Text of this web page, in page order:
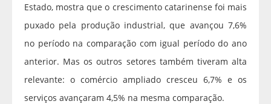
Estado, mostra que o crescimento catarinense foi mais
puxado pela produção industrial, que avançou 7,6%
no período na comparação com igual período do ano
anterior. Mas os outros setores também tiveram alta
relevante: o comércio ampliado cresceu 6,7% e os
serviços avançaram 4,5% na mesma comparação.